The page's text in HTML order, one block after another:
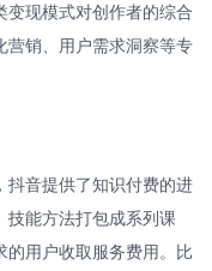
现模式对创作者的综合
营销、用户需求洞察等专
抖音提供了知识付费的进
技能方法打包成系列课
用户收取服务费用。比